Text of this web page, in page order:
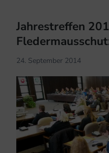
Jahrestreffen
24. September 2014